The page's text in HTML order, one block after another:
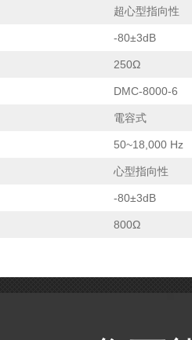
超心型指向性
-80±3dB
250Ω
DMC-8000-6
電容式
50~18,000 Hz
心型指向性
-80±3dB
800Ω